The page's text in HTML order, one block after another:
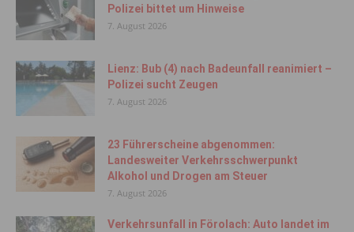
Polizei bittet um Hinweise
7. August 2026
Lienz: Bub (4) nach Badeunfall reanimiert –
Polizei sucht Zeugen
7. August 2026
23 Führerscheine abgenommen:
Landesweiter Verkehrsschwerpunkt
Alkohol und Drogen am Steuer
7. August 2026
Verkehrsunfall in Förolach: Auto landet im